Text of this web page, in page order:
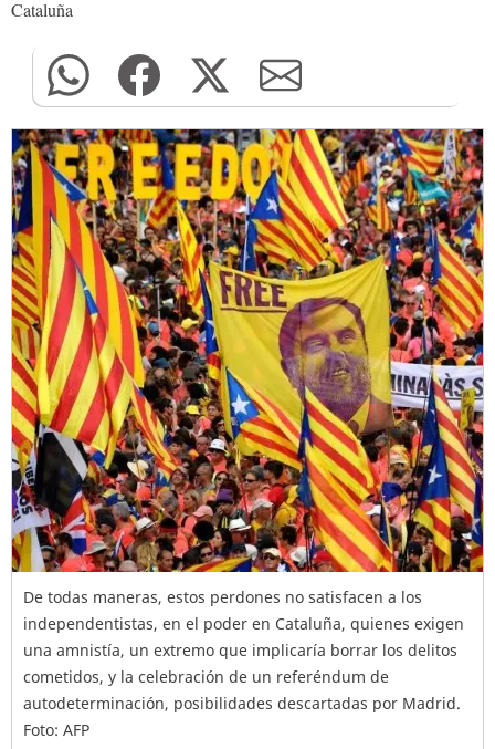
Cataluña
De todas maneras, estos perdones no satisfacen a los
independentistas, en el poder en Cataluña, quienes exigen
una amnistía, un extremo que implicaría borrar los delitos
cometidos, y la celebración de un referéndum de
autodeterminación, posibilidades descartadas por Madrid.
Foto: AFP